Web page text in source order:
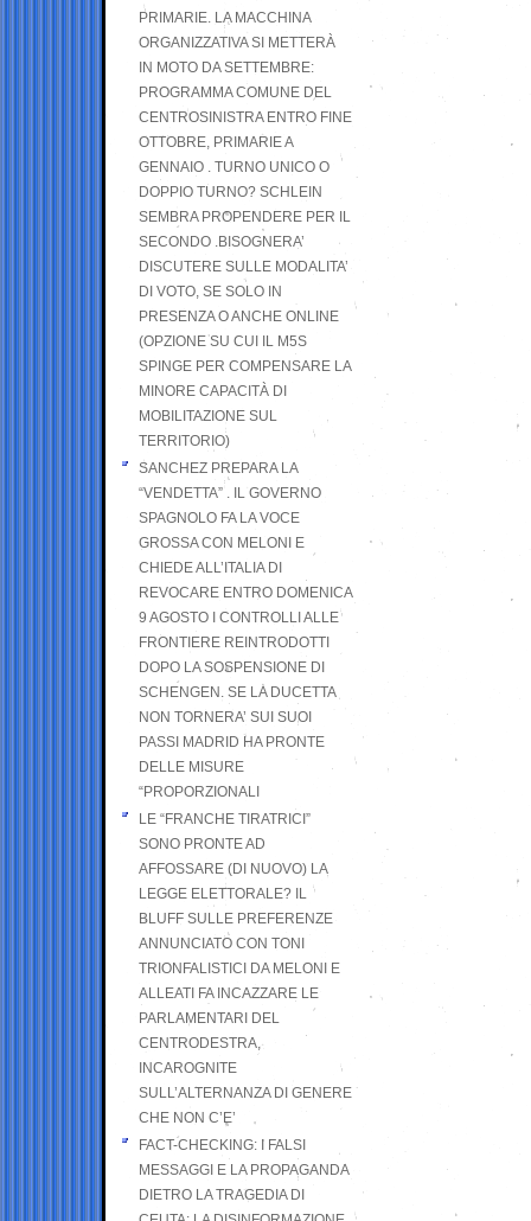
PRIMARIE. LA MACCHINA
ORGANIZZATIVA SI METTERÀ
IN MOTO DA SETTEMBRE:
PROGRAMMA COMUNE DEL
CENTROSINISTRA ENTRO FINE
OTTOBRE, PRIMARIE A
GENNAIO . TURNO UNICO O
DOPPIO TURNO? SCHLEIN
SEMBRA PROPENDERE PER IL
SECONDO .BISOGNERA’
DISCUTERE SULLE MODALITA’
DI VOTO, SE SOLO IN
PRESENZA O ANCHE ONLINE
(OPZIONE SU CUI IL M5S
SPINGE PER COMPENSARE LA
MINORE CAPACITÀ DI
MOBILITAZIONE SUL
TERRITORIO)
SANCHEZ PREPARA LA
“VENDETTA” . IL GOVERNO
SPAGNOLO FA LA VOCE
GROSSA CON MELONI E
CHIEDE ALL’ITALIA DI
REVOCARE ENTRO DOMENICA
9 AGOSTO I CONTROLLI ALLE
FRONTIERE REINTRODOTTI
DOPO LA SOSPENSIONE DI
SCHENGEN. SE LA DUCETTA
NON TORNERA’ SUI SUOI
PASSI MADRID HA PRONTE
DELLE MISURE
“PROPORZIONALI
LE “FRANCHE TIRATRICI”
SONO PRONTE AD
AFFOSSARE (DI NUOVO) LA
LEGGE ELETTORALE? IL
BLUFF SULLE PREFERENZE
ANNUNCIATO CON TONI
TRIONFALISTICI DA MELONI E
ALLEATI FA INCAZZARE LE
PARLAMENTARI DEL
CENTRODESTRA,
INCAROGNITE
SULL’ALTERNANZA DI GENERE
CHE NON C’E’
FACT-CHECKING: I FALSI
MESSAGGI E LA PROPAGANDA
DIETRO LA TRAGEDIA DI